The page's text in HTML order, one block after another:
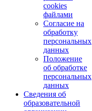
cookies
файлами
Согласие на
обработку
персональных
данных
Положение
об обработке
персональных
данных
Сведения об
образовательной